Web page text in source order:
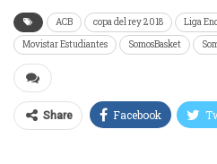
ACB copa del rey 2018 Liga
Movistar Estudiantes
SomosBasket
Share Facebook